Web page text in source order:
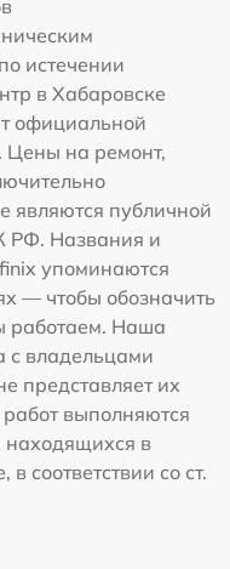
истечении
в Хабаровске
официальной
Цены на ремонт,
являются публичной
РФ. Названия и
упоминаются
— чтобы обозначить
работаем. Наша
с владельцами
представляет их
выполняются
находящихся в
соответствии со ст.